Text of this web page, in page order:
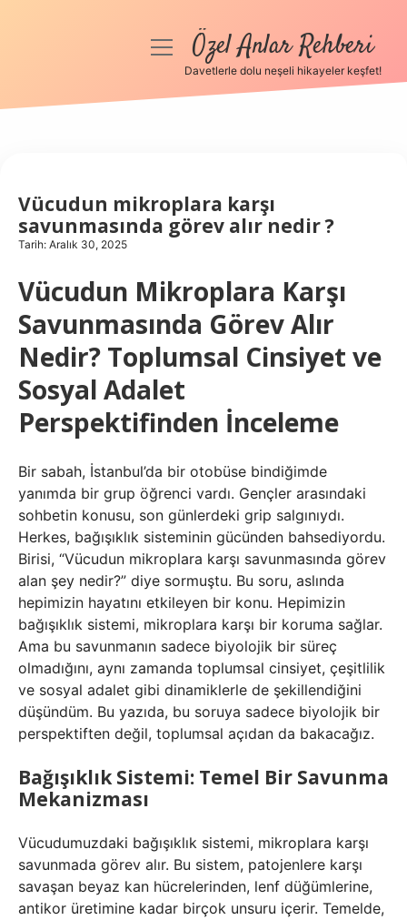
Anasayfa
Hakkımızda
menüyüÖzel Anlar Rehberi
Davetlerle dolu neşeli hikayeler keşfet!
Vücudun mikroplara karşı
savunmasında görev alır nedir ?
Tarih: Aralık 30, 2025
Vücudun Mikroplara Karşı
Savunmasında Görev Alır
Nedir? Toplumsal Cinsiyet ve
Sosyal Adalet
Perspektifinden İnceleme
Bir sabah, İstanbul’da bir otobüse bindiğimde
yanımda bir grup öğrenci vardı. Gençler arasındaki
sohbetin konusu, son günlerdeki grip salgınıydı.
Herkes, bağışıklık sisteminin gücünden bahsediyordu.
Birisi, “Vücudun mikroplara karşı savunmasında görev
alan şey nedir?” diye sormuştu. Bu soru, aslında
hepimizin hayatını etkileyen bir konu. Hepimizin
bağışıklık sistemi, mikroplara karşı bir koruma sağlar.
Ama bu savunmanın sadece biyolojik bir süreç
olmadığını, aynı zamanda toplumsal cinsiyet, çeşitlilik
ve sosyal adalet gibi dinamiklerle de şekillendiğini
düşündüm. Bu yazıda, bu soruya sadece biyolojik bir
perspektiften değil, toplumsal açıdan da bakacağız.
Bağışıklık Sistemi: Temel Bir Savunma
Mekanizması
Vücudumuzdaki bağışıklık sistemi, mikroplara karşı
savunmada görev alır. Bu sistem, patojenlere karşı
savaşan beyaz kan hücrelerinden, lenf düğümlerine,
antikor üretimine kadar birçok unsuru içerir. Temelde,